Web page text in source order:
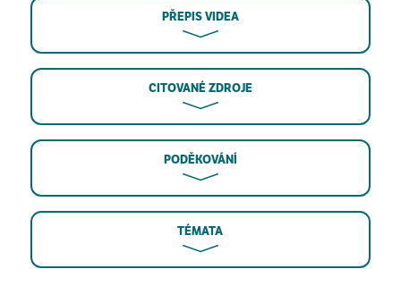
PŘEPIS VIDEA
CITOVANÉ ZDROJE
PODĚKOVÁNÍ
TÉMATA